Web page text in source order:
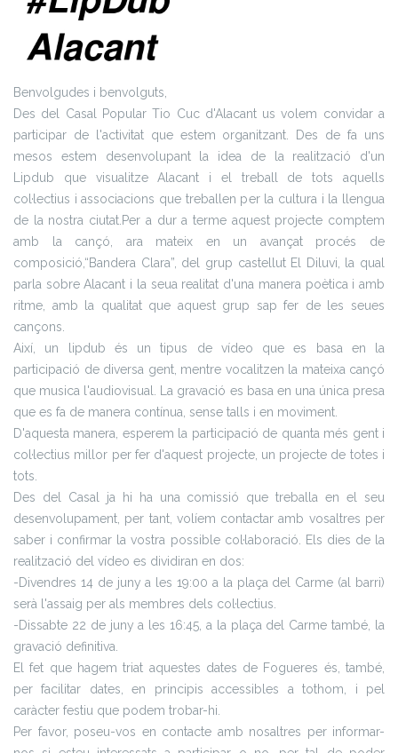
Benvolgudes i benvolguts,
Des del Casal Popular Tio Cuc d'Alacant us volem convidar a
participar de l'activitat que estem organitzant. Des de fa uns
mesos estem desenvolupant la idea de la realització d'un
Lipdub que visualitze Alacant i el treball de tots aquells
col·lectius i associacions que treballen per la cultura i la llengua
de la nostra ciutat. Per a dur a terme aquest projecte comptem
amb la cançó, ara mateix en un avançat procés de
composició,“Bandera Clara”, del grup castellut El Diluvi, la qual
parla sobre Alacant i la seua realitat d'una manera poètica i amb
ritme, amb la qualitat que aquest grup sap fer de les seues
cançons.
Així, un lipdub és un tipus de vídeo que es basa en la
participació de diversa gent, mentre vocalitzen la mateixa cançó
que musica l'audiovisual. La gravació es basa en una única presa
que es fa de manera contínua, sense talls i en moviment.
D'aquesta manera, esperem la participació de quanta més gent i
col·lectius millor per fer d'aquest projecte, un projecte de totes i
tots.
Des del Casal ja hi ha una comissió que treballa en el seu
desenvolupament, per tant, volíem contactar amb vosaltres per
saber i confirmar la vostra possible col·laboració. Els dies de la
realització del vídeo es dividiran en dos:
-Divendres 14 de juny a les 19:00 a la plaça del Carme (al barri)
serà l'assaig per als membres dels col·lectius.
-Dissabte 22 de juny a les 16:45, a la plaça del Carme també, la
gravació definitiva.
El fet que hagem triat aquestes dates de Fogueres és, també,
per facilitar dates, en principis accessibles a tothom, i pel
caràcter festiu que podem trobar-hi.
Per favor, poseu-vos en contacte amb nosaltres per informar-